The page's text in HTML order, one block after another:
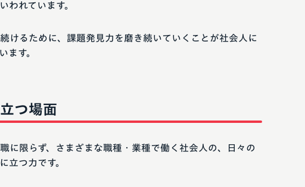
われています。
けるために、課題発見力を磨き続いていくことが社会人に
ます。
つ場面
に限らず、さまざまな職種・業種で働く社会人の、日々の
立つ力です。